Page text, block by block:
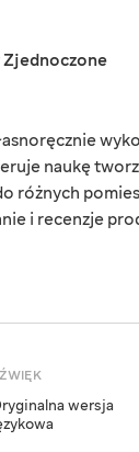
Zjednoczone
naukę
różnych
i recenzje
wersja